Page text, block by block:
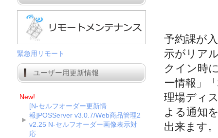
予約課が
示がリア
クイン時
ー情報」
理場ディ
よる通知
出来ます。
緊急用リモート
ユーザー用更新情報
New!
[N-セルフオーダー更新情
報]POSServer v3.0.7/Web商品管理2
v2.25 N-セルフオーダー画像表示対
応